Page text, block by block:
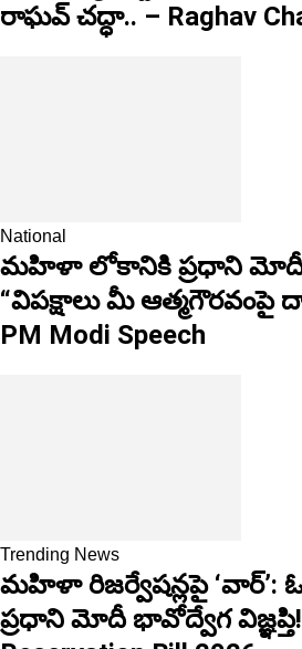
రాఘవ్ చద్ధా.. – Raghav
National
మహిళా లోకానికి ప్రధాని మోదీ
“విపక్షాలు మీ
PM Modi Speech
Trending News
మహిళా రిజర్వేషన్లపై ‘వార్’:
ప్రధాని మోదీ భావోద్వేగ విజ్ఞప్తి!